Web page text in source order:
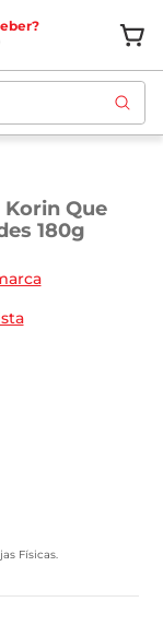
Que
180g
Físicas.